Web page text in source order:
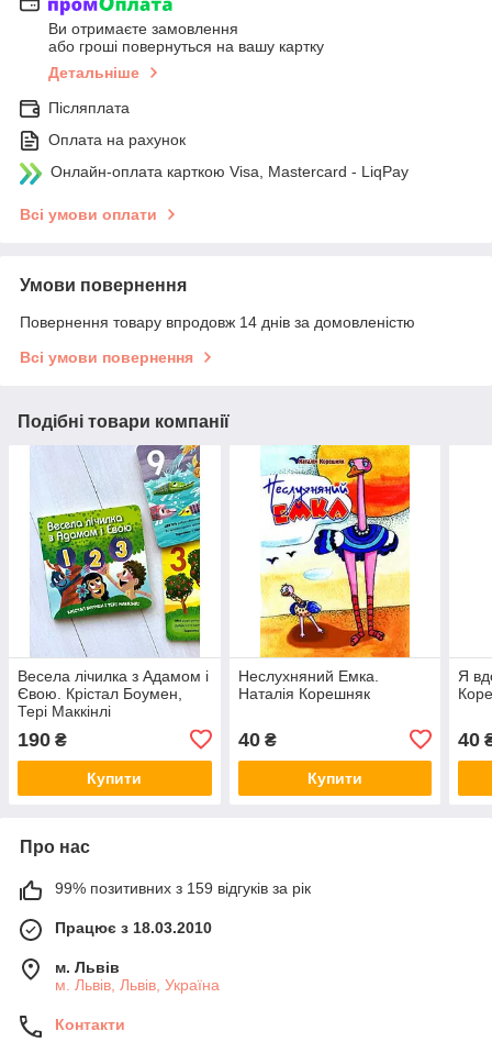
Ви отримаєте замовлення
або гроші повернуться на вашу картку
Детальніше
Післяплата
Оплата на рахунок
Онлайн-оплата карткою Visa, Mastercard - LiqPay
Всі умови оплати
Умови повернення
Повернення товару впродовж 14 днів за домовленістю
Всі умови повернення
Подібні товари компанії
Весела лічилка з Адамом і
Євою. Крістал Боумен,
Тері Маккінлі
190 ₴
Купити
Неслухняний Емка.
Наталія Корешняк
40₴
Купити
Я
40
Про нас
99% позитивних з 159 відгуків за рік
Працює з 18.03.2010
м. Львів
м. Львів, Львів, Україна
Контакти